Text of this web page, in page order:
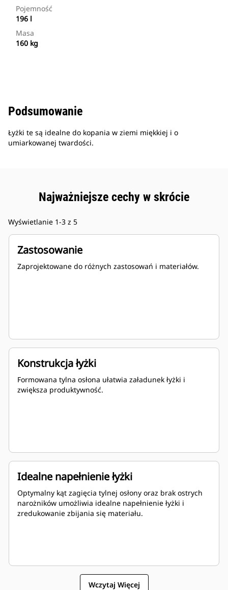
Pojemność
196 l
Masa
160 kg
Podsumowanie
Łyżki te są idealne do kopania w ziemi miękkiej i o
umiarkowanej twardości.
Najważniejsze cechy w skrócie
Wyświetlanie 1-3 z 5
Zastosowanie
Zaprojektowane do różnych zastosowań i materiałów.
Konstrukcja łyżki
Formowana tylna osłona ułatwia załadunek łyżki i
zwiększa produktywność.
Idealne napełnienie łyżki
Optymalny kąt zagięcia tylnej osłony oraz brak ostrych
narożników umożliwia idealne napełnienie łyżki i
zredukowanie zbijania się materiału.
Wczytaj Więcej